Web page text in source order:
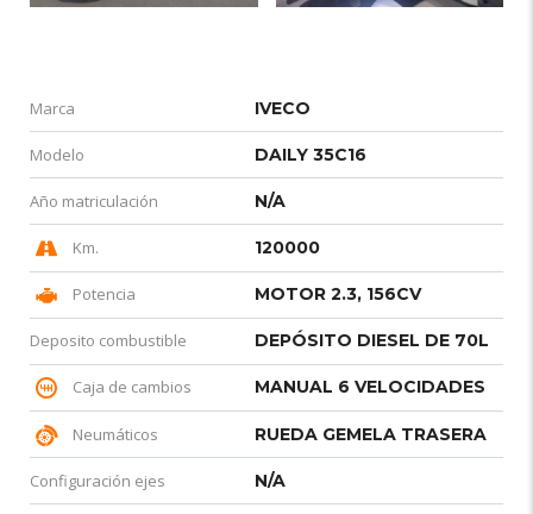
Marca IVECO
Modelo DAILY 35C16
Año matriculación N/A
Km. 120000
Potencia MOTOR 2.3, 156CV
Deposito combustible DEPÓSITO DIESEL DE 70L
Caja de cambios MANUAL 6 VELOCIDADES
Neumáticos RUEDA GEMELA TRASERA
Configuración ejes N/A